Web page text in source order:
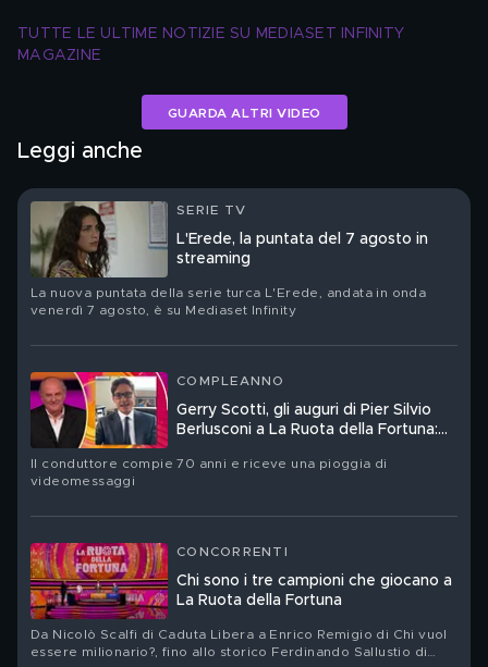
TUTTE LE ULTIME NOTIZIE SU MEDIASET INFINITY
MAGAZINE
GUARDA ALTRI VIDEO
Leggi anche
SERIE TV
L'Erede, la puntata del 7 agosto in
streaming
La nuova puntata della serie turca L'Erede, andata in onda
venerdì 7 agosto, è su Mediaset Infinity
COMPLEANNO
Gerry Scotti, gli auguri di Pier Silvio
Berlusconi a La Ruota della Fortuna:
Il conduttore compie 70 anni e riceve una pioggia di
videomessaggi
CONCORRENTI
Chi sono i tre campioni che giocano a
La Ruota della Fortuna
Da Nicolò Scalfi di Caduta Libera a Enrico Remigio di Chi vuol
essere milionario?, fino allo storico Ferdinando Sallustio di